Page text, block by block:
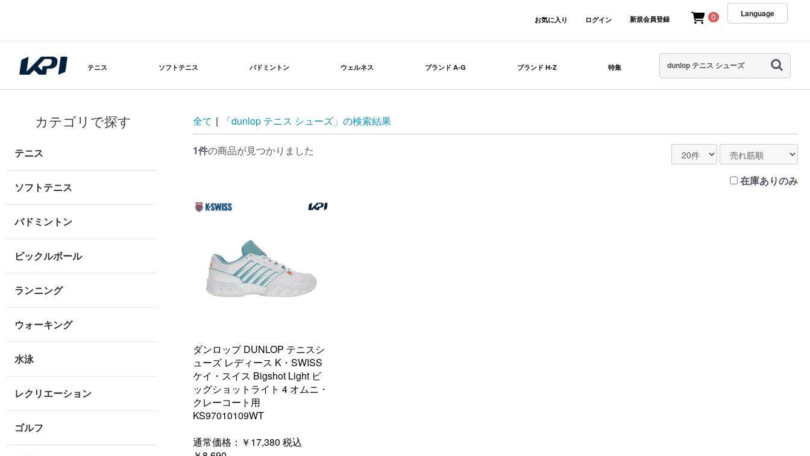
お気に入り ログイン 新規会員登録 0 Language
テニス ソフトテニス バドミントン ウェルネス ブランド A-G ブランド H-Z 特集
カテゴリで探す
テニス
ソフトテニス
バドミントン
ピックルボール
ランニング
ウォーキング
水泳
レクリエーション
ゴルフ
全て | 「dunlop テニス シューズ」の検索結果
1件の商品が見つかりました
在庫ありのみ
ダンロップ DUNLOP テニスシ
ューズ レディース K・SWISS
ケイ・スイス Bigshot Light ビ
ッグショットライト 4 オムニ・
クレーコート用
KS97010109WT
通常価格： ￥17,380 税込